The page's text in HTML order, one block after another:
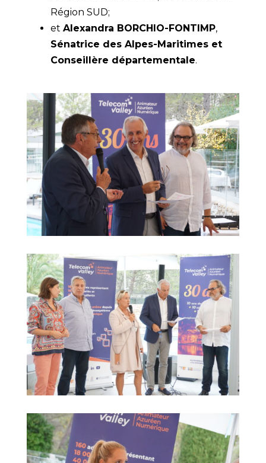
Région SUD;
et Alexandra BORCHIO-FONTIMP,
Sénatrice des Alpes-Maritimes et
Conseillère départementale.